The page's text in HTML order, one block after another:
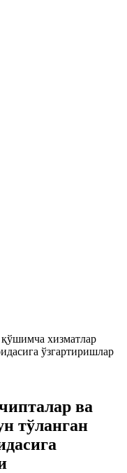
ва
тўланган